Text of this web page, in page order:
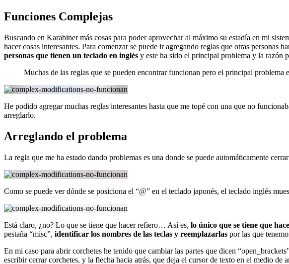
Funciones Complejas
Buscando en Karabiner más cosas para poder aprovechar al máximo su estadía en mi
hacer cosas interesantes. Para comenzar se puede ir agregando reglas que otras personas
personas que tienen un teclado en inglés y este ha sido el principal problema y la razón
Muchas de las reglas que se pueden encontrar funcionan pero el principal problema
He podido agregar muchas reglas interesantes hasta que me topé con una que no
arreglarlo.
Arreglando el problema
La regla que me ha estado dando problemas es una donde se puede automáticamente
Como se puede ver dónde se posiciona el “@” en el teclado japonés, el teclado inglés
Está claro, ¿no? Lo que se tiene que hacer refiero… Así es, lo único que se tiene que
pestaña “misc”, identificar los nombres de las teclas y reemplazarlas por las que
En mi caso para abrir corchetes he tenido que cambiar las partes que dicen
escribir cerrar corchetes, y la flecha hacia atrás, que deja el cursor de texto en el medio de